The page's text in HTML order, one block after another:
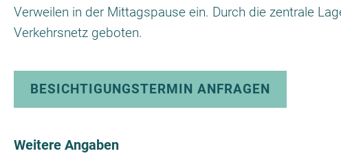
Verweilen in der Mittagspause ein. Durch die zentrale
Verkehrsnetz geboten.
BESICHTIGUNGSTERMIN ANFRAGEN
Weitere Angaben